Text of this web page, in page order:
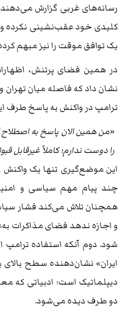
رسانه‌های غربی گزارش
کلیدی خود عقب‌نشینی نکرده
یک توافق موقت را نیز مبهم
نشان داد که فاصله میان
ترامپ در واکنش به پاسخ طرف
«من همین الان پاسخ به اصطلاح
را دوست ندارم؛ کاملاً غیرقابل
این موضع‌گیری تنها یک واکنش
چند پیام مهم سیاسی و
همچنان تلاش می‌کند فشار
و اجازه ندهد فضای مذاکرات
شود. دوم آنکه استفاده ترامپ
ایران» نشان‌دهنده سطح
دیپلماتیک است؛ ادبیاتی که
دو طرف دیده می‌شود.